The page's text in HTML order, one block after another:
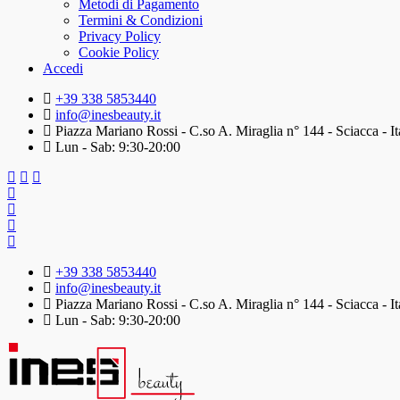
Metodi di Pagamento
Termini & Condizioni
Privacy Policy
Cookie Policy
Accedi
+39 338 5853440
info@inesbeauty.it
Piazza Mariano Rossi - C.so A. Miraglia n° 144 - Sciacca -
Lun - Sab: 9:30-20:00
+39 338 5853440
info@inesbeauty.it
Piazza Mariano Rossi - C.so A. Miraglia n° 144 - Sciacca -
Lun - Sab: 9:30-20:00